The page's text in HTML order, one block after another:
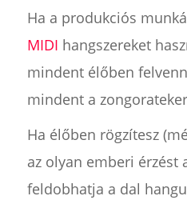
Ha a produkciós
MIDI hangszereket
mindent élőben
mindent a
Ha élőben rögzítesz
az olyan emberi érzést
feldobhatja a dal